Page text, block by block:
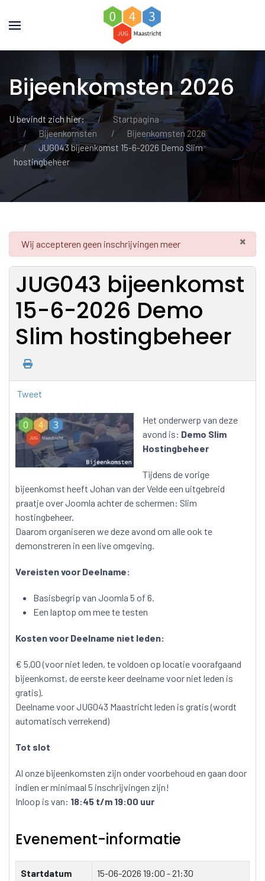
Bijeenkomsten 2026
U bevindt zich hier:
Startpagina
Bijeenkomsten
Bijeenkomsten 2026
JUG043 bijeenkomst 15-6-2026 Demo Slim
hostingbeheer
×
danger
Wij accepteren geen inschrijvingen meer
JUG043 bijeenkomst
15-6-2026 Demo
Slim hostingbeheer
Tweet
Het onderwerp van deze
avond is: Demo Slim
Hostingbeheer
Tijdens de vorige
bijeenkomst heeft Johan van der Velde een uitgebreid
praatje over Joomla achter de schermen: Slim
hostingbeheer.
Daarom organiseren we deze avond om alle ook te
demonstreren in een live omgeving.
Vereisten voor Deelname:
Basisbegrip van Joomla 5 of 6.
Een laptop om mee te testen
Kosten voor Deelname niet leden:
€ 5,00 (voor niet leden, te voldoen op locatie voorafgaand
bijeenkomst, de eerste keer deelname voor niet leden is
gratis).
Deelname voor JUG043 Maastricht leden is gratis (wordt
automatisch verrekend)
Tot slot
Al onze bijeenkomsten zijn onder voorbehoud en gaan door
indien er minimaal 5 inschrijvingen zijn!
Inloop is van: 18:45 t/m 19:00 uur
Evenement-informatie
Startdatum 15-06-2026 19:00 - 21:30